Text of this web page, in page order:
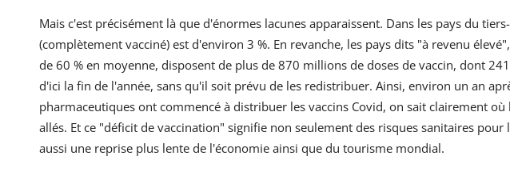
Mais c'est précisément là que d'énormes lacunes apparaissent. Dans les pays du
(complètement vacciné) est d'environ 3 %. En revanche, les pays dits "à revenu
de 60 % en moyenne, disposent de plus de 870 millions de doses de vaccin, dont
d'ici la fin de l'année, sans qu'il soit prévu de les redistribuer. Ainsi, environ un an
pharmaceutiques ont commencé à distribuer les vaccins Covid, on sait clairement
allés. Et ce "déficit de vaccination" signifie non seulement des risques sanitaires
aussi une reprise plus lente de l'économie ainsi que du tourisme mondial.